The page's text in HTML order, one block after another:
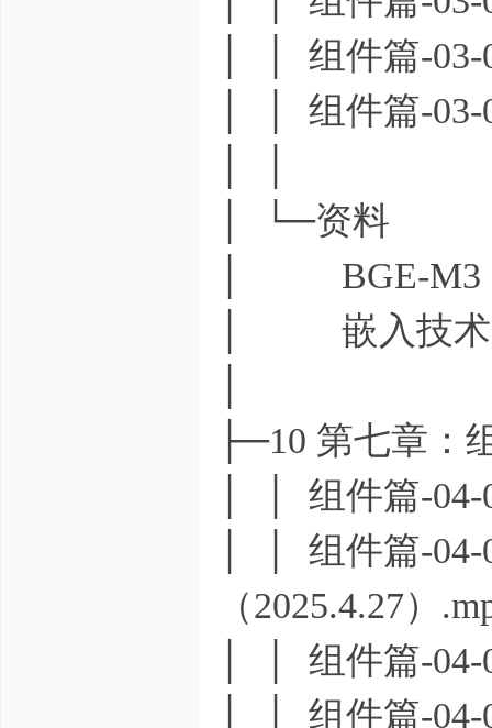
│ │ 组件篇-03-
│ │ 组件篇-03-
│ └─资料
│ BGE-M3：
│ 嵌入技术
├─10 第七章：
│ │ 组件篇-04-
│ │ 组件篇-04-
（2025.4.27）
│ │ 组件篇-04-
│ │ 组件篇-04-